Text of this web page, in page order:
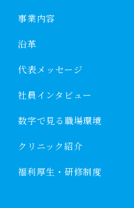
事業内容
沿革
代表メッセージ
社員インタビュー
数字で見る職場環境
クリニック紹介
福利厚生・研修制度